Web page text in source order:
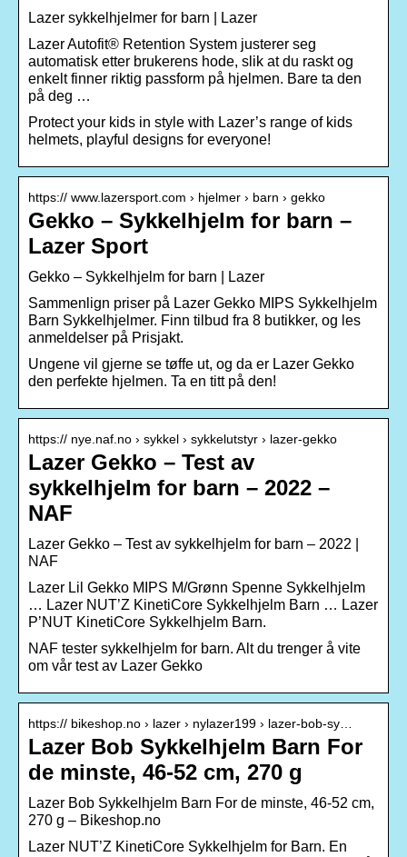
Lazer sykkelhjelmer for barn | Lazer
Lazer Autofit® Retention System justerer seg
automatisk etter brukerens hode, slik at du raskt og
enkelt finner riktig passform på hjelmen. Bare ta den
på deg …
Protect your kids in style with Lazer’s range of kids
helmets, playful designs for everyone!
https:// www.lazersport.com › hjelmer › barn › gekko
Gekko – Sykkelhjelm for barn –
Lazer Sport
Gekko – Sykkelhjelm for barn | Lazer
Sammenlign priser på Lazer Gekko MIPS Sykkelhjelm
Barn Sykkelhjelmer. Finn tilbud fra 8 butikker, og les
anmeldelser på Prisjakt.
Ungene vil gjerne se tøffe ut, og da er Lazer Gekko
den perfekte hjelmen. Ta en titt på den!
https:// nye.naf.no › sykkel › sykkelutstyr › lazer-gekko
Lazer Gekko – Test av
sykkelhjelm for barn – 2022 –
NAF
Lazer Gekko – Test av sykkelhjelm for barn – 2022 |
NAF
Lazer Lil Gekko MIPS M/Grønn Spenne Sykkelhjelm
… Lazer NUT’Z KinetiCore Sykkelhjelm Barn … Lazer
P’NUT KinetiCore Sykkelhjelm Barn.
NAF tester sykkelhjelm for barn. Alt du trenger å vite
om vår test av Lazer Gekko
https:// bikeshop.no › lazer › nylazer199 › lazer-bob-sy…
Lazer Bob Sykkelhjelm Barn For
de minste, 46-52 cm, 270 g
Lazer Bob Sykkelhjelm Barn For de minste, 46-52 cm,
270 g – Bikeshop.no
Lazer NUT’Z KinetiCore Sykkelhjelm for Barn. En